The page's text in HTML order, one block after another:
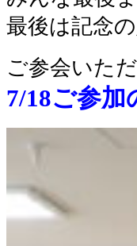
最後は記念
ご参会いた
7/18ご参加